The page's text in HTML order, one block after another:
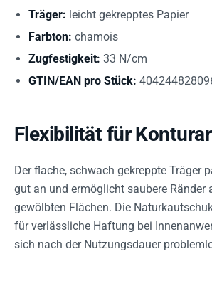
Träger: leicht gekrepptes Papier
Farbton: chamois
Zugfestigkeit: 33 N/cm
GTIN/EAN pro Stück:
Flexibilität für
Der flache, schwach gekreppte Träger
gut an und ermöglicht saubere Ränder
gewölbten Flächen. Die
für verlässliche Haftung bei
sich nach der Nutzungsdauer